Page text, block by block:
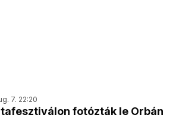
7. 22:20
fotózták le Orbán